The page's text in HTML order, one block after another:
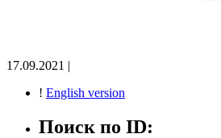
17.09.2021 |
! English version
Поиск по ID: